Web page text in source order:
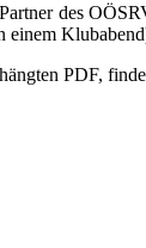
des
einem
PDF,